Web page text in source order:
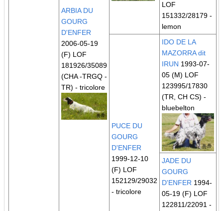
ARBIA DU
GOURG
D'ENFER
2006-05-19
(F) LOF
181926/35089
(CHA -TRGQ -
TR) - tricolore
LOF
151332/28179 -
lemon
PUCE DU
GOURG
D'ENFER
1999-12-10
(F) LOF
152129/29032
- tricolore
IDO DE LA
MAZORRA dit
IRUN 1993-07-
05 (M) LOF
123995/17830
(TR, CH CS) -
bluebelton
JADE DU
GOURG
D'ENFER 1994-
05-19 (F) LOF
122811/22091 -